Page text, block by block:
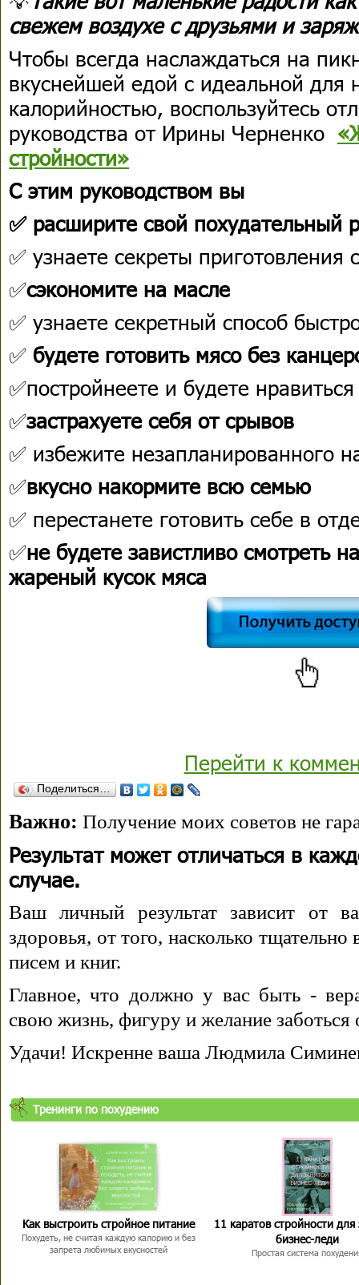
свежем воздухе с друзьями и
Чтобы всегда наслаждаться на
вкуснейшей едой с идеальной для
калорийностью, воспользуйтесь
руководства от Ирины Черненко
стройности»
С этим руководством вы
✅ расширите свой похудательный
✅ узнаете секреты приготовления
✅сэкономите на масле
✅ узнаете секретный способ
✅ будете готовить мясо без
✅постройнеете и будете
✅застрахуете себя от срывов
✅ избежите незапланированного
✅вкусно накормите всю семью
✅ перестанете готовить себе в
✅не будете завистливо смотреть
жареный кусок мяса
Перейти к
Поделиться…
Важно: Получение моих советов не
Результат может отличаться в
случае.
Ваш личный результат зависит от
здоровья, от того, насколько
писем и книг.
Главное, что должно у вас быть -
свою жизнь, фигуру и желание заботься
Удачи! Искренне ваша Людмила
Тренинги по похудению
Как выстроить стройное питание
Похудеть, не считая каждую калорию и без
запрета любимых вкусностей
11 каратов стройности для
бизнес-леди
Простая система